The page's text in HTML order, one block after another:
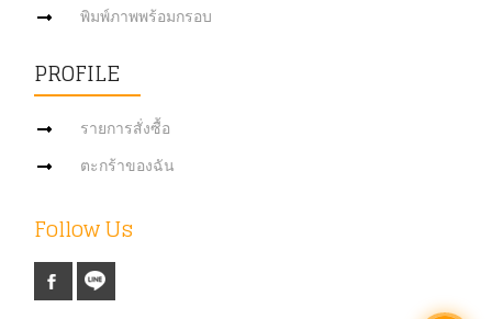
พิมพ์ภาพพร้อมกรอบ
PROFILE
รายการสั่งซื้อ
ตะกร้าของฉัน
Follow Us